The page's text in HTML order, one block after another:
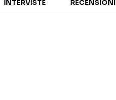
INTERVISTE RECENSIONI